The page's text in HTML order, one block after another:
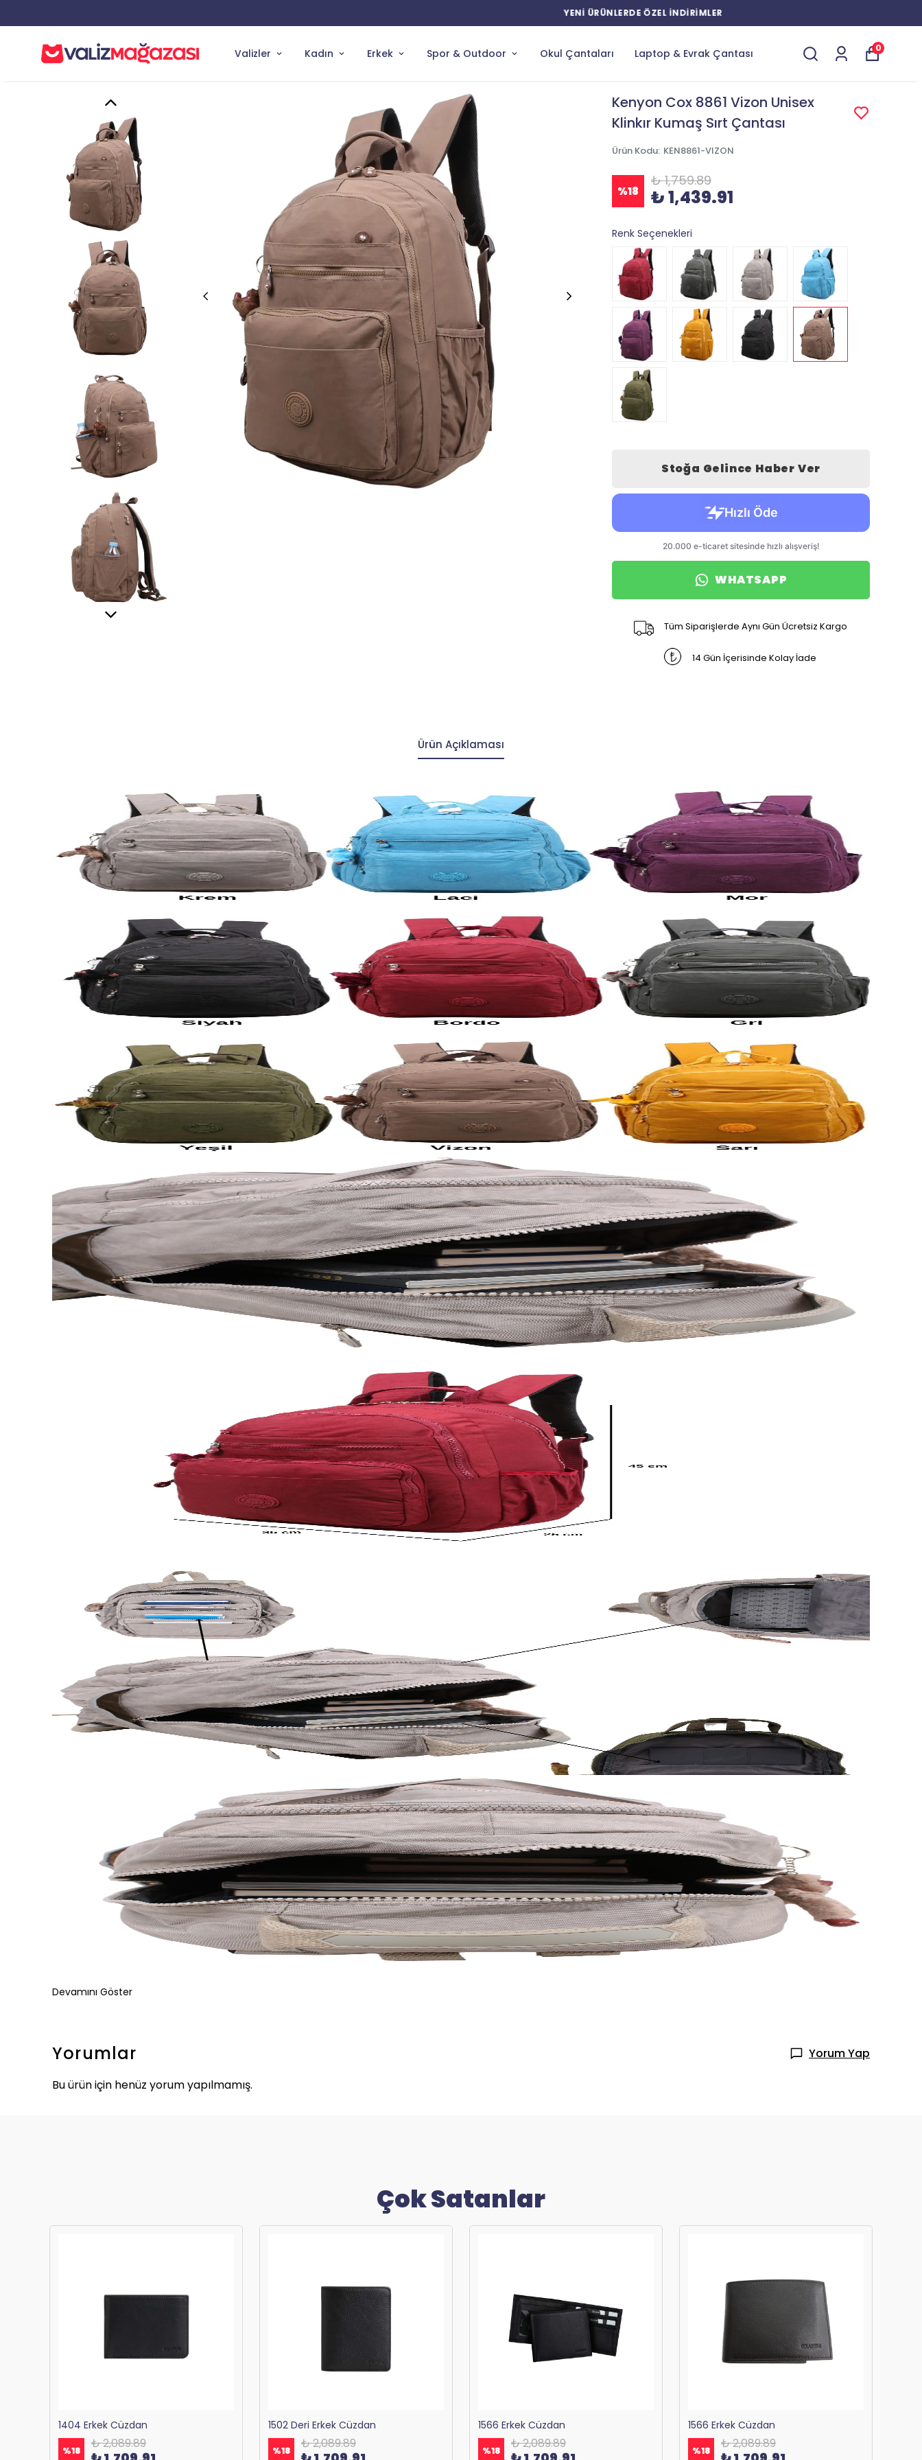
Valizler Kadın Erkek Spor & Outdoor Okul Çantaları Laptop & Evrak Çantası 0
Kenyon Cox 8861 Vizon Unisex
Klinkır Kumaş Sırt Çantası
Ürün Kodu: KEN8861-VIZON
%18
₺ 1,759.89
₺ 1,439.91
Renk Seçenekleri
Stoğa Gelince Haber Ver
WHATSAPP
Tüm Siparişlerde Aynı Gün Ücretsiz Kargo
14 Gün İçerisinde Kolay İade
Ürün Açıklaması
Devamını Göster
Yorumlar
Yorum Yap
Bu ürün için henüz yorum yapılmamış.
Çok Satanlar
1404 Erkek Cüzdan
%18 ₺ 2,089.89
1502 Deri Erkek Cüzdan
%18 ₺ 2,089.89
1566 Erkek Cüzdan
%18 ₺ 2,089.89
1566 Erkek Cüzdan
%18 ₺ 2,089.89